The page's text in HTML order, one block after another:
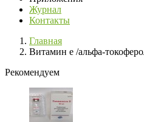
Журнал
Контакты
Главная
Витамин е /альфа-
Рекомендуем